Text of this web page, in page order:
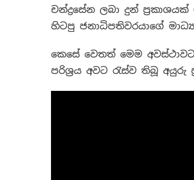
චන්ද්‍රසේන ලබා දුන්
හිටපු ජනාධිපතිවරයාගේ
කෙසේ වෙතත් මෙම
පරිශ්‍රය අවට රැස්ව තිබූ අයුරු